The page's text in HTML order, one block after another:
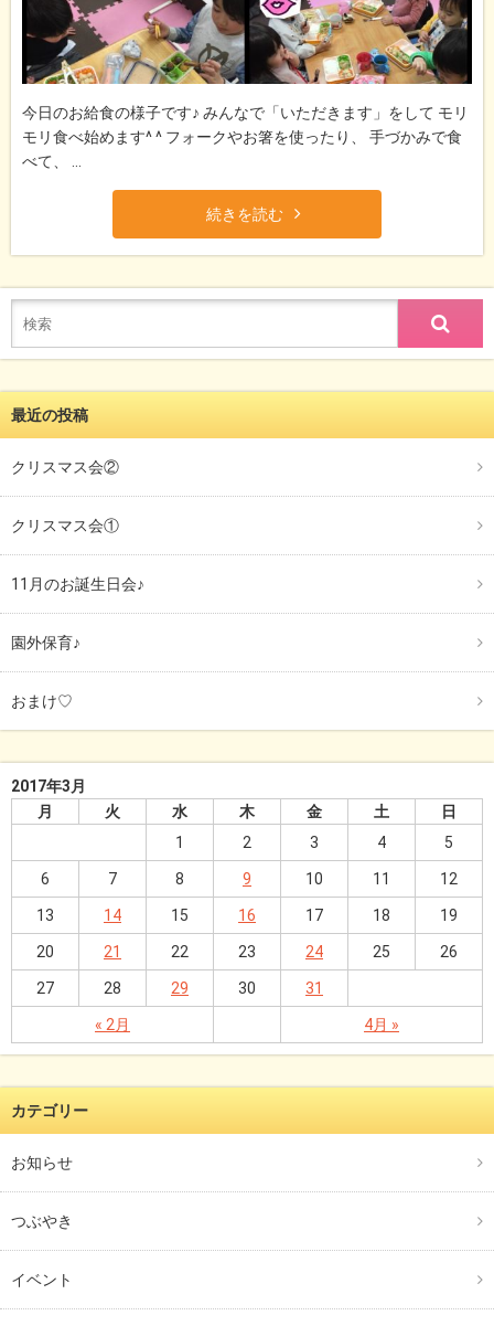
今日のお給食の様子です♪ みんなで「いただきます」をして モリ
モリ食べ始めます^ ^ フォークやお箸を使ったり、 手づかみで食
べて、 ...
続きを読む
最近の投稿
クリスマス会②
クリスマス会①
11月のお誕生日会♪
園外保育♪
おまけ♡
2017年3月
月
火 水 木 金 土 日
« 2月 4月 »
1 2 3 4 5
6 7 8 9 10 11 12
13 14 15 16 17 18 19
20 21 22 23 24 25 26
27 28 29 30 31
カテゴリー
お知らせ
つぶやき
イベント